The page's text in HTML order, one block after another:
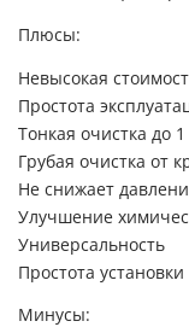
Плюсы:
Невысокая
Простота
Тонкая очистка до
Грубая очистка от
Не снижает
Улучшение
Универсальность
Простота установки
Минусы: